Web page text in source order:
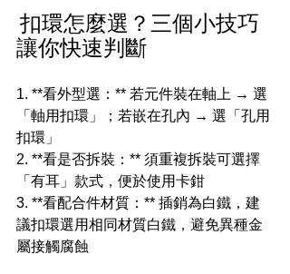
扣環怎麼選？三個小技巧
讓你快速判斷
1. **看外型選：** 若元件裝在軸上 → 選
「軸用扣環」；若嵌在孔內 → 選「孔用
扣環」
2. **看是否拆裝：** 須重複拆裝可選擇
「有耳」款式，便於使用卡鉗
3. **看配合件材質：** 插銷為白鐵，建
議扣環選用相同材質白鐵，避免異種金
屬接觸腐蝕